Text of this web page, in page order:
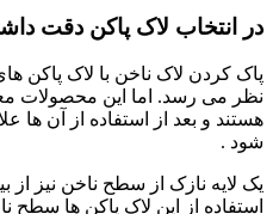
در انتخاب لاک پاکن دقت
پاک کردن لاک ناخن با لاک پاکن
نظر می رسد. اما این محصولات
هستند و بعد از استفاده از آن ها
شود .
یک لایه نازک از سطح ناخن نیز
استفاده از این لاک پاکن ها